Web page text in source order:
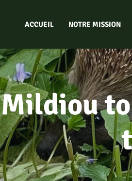
ACCUEIL NOTRE MISSION
Mildiou